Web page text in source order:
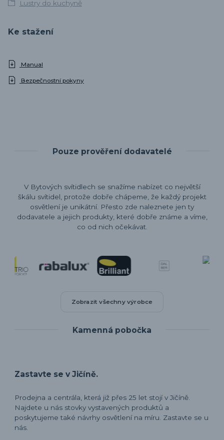
Lustry do kuchyně
Ke stažení
Manual
Bezpečnostní pokyny
Pouze prověření dodavatelé
V Bytových svítidlech se snažíme nabízet co největší
škálu svítidel, protože dobře chápeme, že každý projekt
osvětlení je unikátní. Přesto zde naleznete jen ty
dodavatele a jejich produkty, které dobře známe a víme,
co od nich očekávat.
Zobrazit všechny výrobce
Kamenná pobočka
Zastavte se v Jičíně.
Prodejna a centrála, která již přes 25 let stojí v Jičíně.
Najdete u nás stovky vystavených produktů a
poskytujeme také návrhy osvětlení na míru. Zastavte se u
nás.